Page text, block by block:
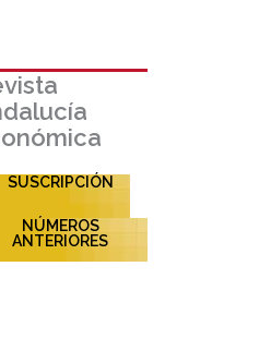
SUSCRIPCIÓN
NÚMEROS
ANTERIORES